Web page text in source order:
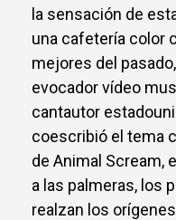
la sensación de
una cafetería color
mejores del
evocador vídeo
cantautor
coescribió el tema
de Animal Scream,
a las palmeras, los
realzan los